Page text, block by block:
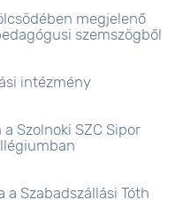
megjelenő
szemszögből
intézmény
Szolnoki SZC Sipor
a Szabadszállási Tóth